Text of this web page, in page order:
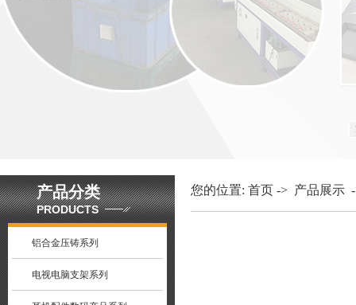
产品分类
PRODUCTS
铝合金压铸系列
电视电脑支架系列
您的位置: 首页 -> 产品展示